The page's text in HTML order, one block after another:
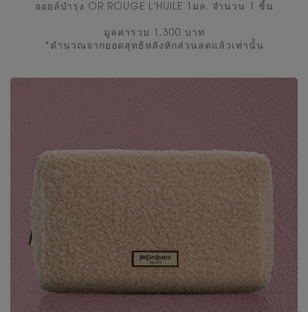
ออยล์บำรุง OR ROUGE L'HUILE 1มล. จำนวน 1 ชิ้น
มูลค่ารวม 1,300 บาท
*คํานวณจากยอดสุทธิหลังหักส่วนลดแล้วเท่านั้น